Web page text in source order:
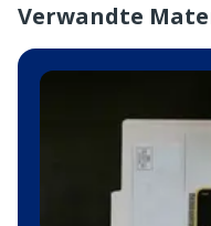
Verwandte